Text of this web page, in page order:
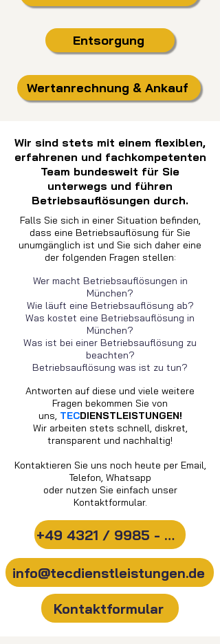
Entsorgung
Wertanrechnung & Ankauf
Wir sind stets mit einem flexiblen,
erfahrenen und fachkompetenten
Team bundesweit für Sie
unterwegs und führen
Betriebsauflösungen durch.
Falls Sie sich in einer Situation befinden,
dass eine Betriebsauflösung für Sie
unumgänglich ist und Sie sich daher eine
der folgenden Fragen stellen:
Wer macht Betriebsauflösungen in
München?
Wie läuft eine Betriebsauflösung ab?
Was kostet eine Betriebsauflösung in
München?
Was ist bei einer Betriebsauflösung zu
beachten?
Betriebsauflösung was ist zu tun?
Antworten auf diese und viele weitere
Fragen bekommen Sie von
uns, TECDIENSTLEISTUNGEN!
Wir arbeiten stets schnell, diskret,
transparent und nachhaltig!
Kontaktieren Sie uns noch heute per Email,
Telefon, Whatsapp
oder nutzen Sie einfach unser
Kontaktformular.
+49 4321 / 9985 - 20
info@tecdienstleistungen.de
Kontaktformular